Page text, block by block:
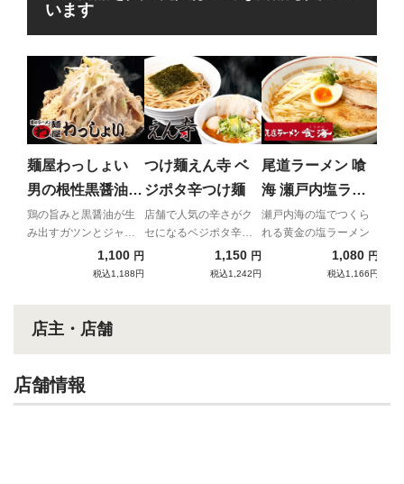
います
麺屋わっしょい
男の根性黒醤油
（チャーシュー付
き）
鶏の旨みと黒醤油が生
み出すガツンとジャン
キーなインスパイア
1,100 円
税込1,188円
つけ麺えん寺 ベ
ジポタ辛つけ麺
店舗で人気の辛さがク
セになるベジポタ辛つ
1,150 円
税込1,242円
尾道ラーメン 喰
海 瀬戸内塩ラー
メン
瀬戸内海の塩でつくら
れる黄金の塩ラーメン
1,080 円
税込1,166円
店主・店舗
店舗情報